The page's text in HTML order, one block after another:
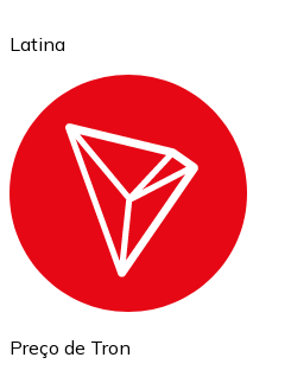
Ethereum
ETH
Latina
Preço de Tron